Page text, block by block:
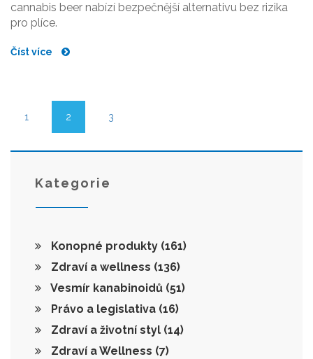
cannabis beer nabízí bezpečnější alternativu bez rizika
pro plíce.
Číst více
1 2 3
Kategorie
Konopné produkty (161)
Zdraví a wellness (136)
Vesmír kanabinoidů (51)
Právo a legislativa (16)
Zdraví a životní styl (14)
Zdraví a Wellness (7)